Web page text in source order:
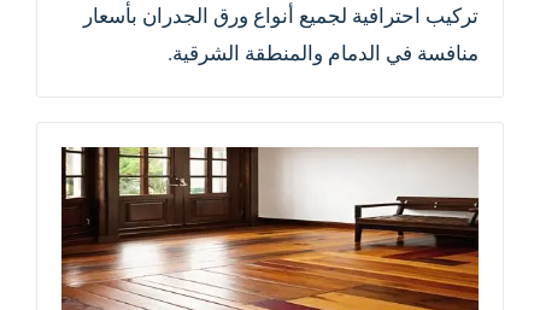
تركيب احترافية لجميع أنواع ورق الجدران بأسعار
منافسة في الدمام والمنطقة الشرقية.